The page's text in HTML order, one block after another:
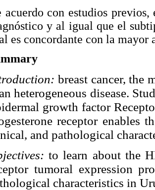
acuerdo con estudios
y al igual que el
es concordante con la
breast cancer, the
heterogeneous disease.
growth factor
receptor enables
and pathological
to learn about the
tumoral expression
characteristics in